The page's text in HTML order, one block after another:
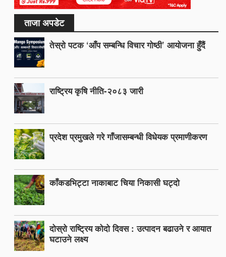
ताजा अपडेट
तेस्रो पटक ‘आँप सम्बन्धि विचार गोष्ठी’ आयोजना हुँदैं
राष्ट्रिय कृषि नीति-२०८३ जारी
प्रदेश प्रमुखले गरे गाँजासम्बन्धी विधेयक प्रमाणीकरण
काँकडभिट्टा नाकाबाट चिया निकासी घट्दो
दोस्रो राष्ट्रिय कोदो दिवस : उत्पादन बढाउने र आयात
घटाउने लक्ष्य